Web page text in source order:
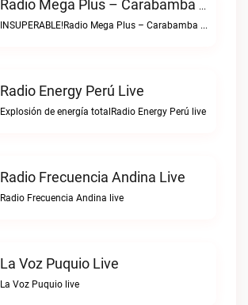
Radio Mega Plus – Carabamba Live
INSUPERABLE!Radio Mega Plus – Carabamba live
Radio Energy Perú Live
Explosión de energía totalRadio Energy Perú live
Radio Frecuencia Andina Live
Radio Frecuencia Andina live
La Voz Puquio Live
La Voz Puquio live